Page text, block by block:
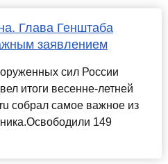
Глава Генштаба
заявлением
сил России
итоги весенне-летней
собрал самое важное из
149